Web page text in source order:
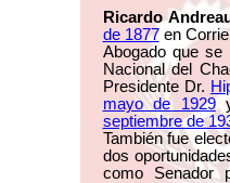
Ricardo
de 1877en
Abogado que se
Nacional del
Presidente Dr.
mayo de 1929y
septiembre de
También fue
dos
como Senador